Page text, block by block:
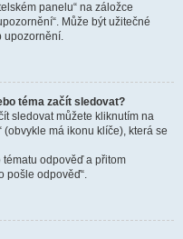
panelu“ na záložce
Může být užitečné
upozornění.
téma začít sledovat?
sledovat můžete kliknutím na
(obvykle má ikonu klíče), která se
odpověď a přitom
pošle odpověď“.